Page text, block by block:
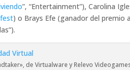
”, “Entertainment”), Carolina
) o Brays Efe (ganador del premio
de Virtualware y Relevo